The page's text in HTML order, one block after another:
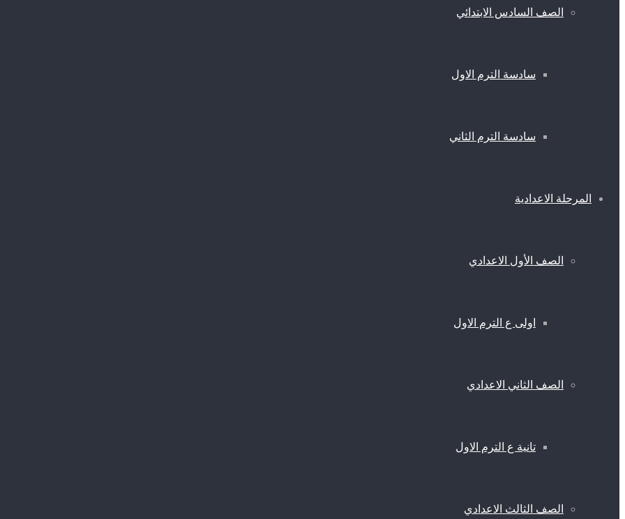
الصف السادس الابتدائي
سادسة الترم الاول
سادسة الترم الثاني
المرحلة الاعدادية
الصف الأول الاعدادي
اولى ع الترم الاول
الصف الثاني الاعدادي
تانية ع الترم الاول
الصف الثالث الاعدادي